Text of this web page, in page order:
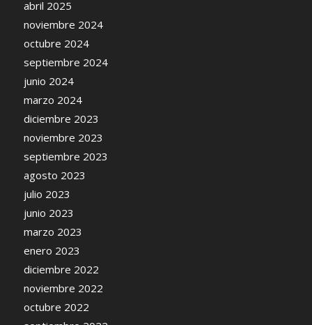
abril 2025
noviembre 2024
octubre 2024
septiembre 2024
junio 2024
marzo 2024
diciembre 2023
noviembre 2023
septiembre 2023
agosto 2023
julio 2023
junio 2023
marzo 2023
enero 2023
diciembre 2022
noviembre 2022
octubre 2022